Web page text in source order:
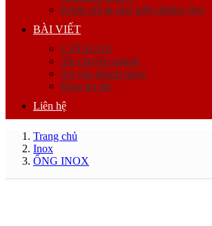
Khớp nối & phụ kiện đường ống
BÀI VIẾT
CATALOG
Tin chuyên ngành
Tư vấn khách hàng
Blog tin tức
Liên hệ
Trang chủ
Inox
ỐNG INOX